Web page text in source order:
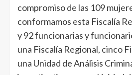
compromiso de las 109
conformamos esta Fiscalía
y 92 funcionarias y
una Fiscalía Regional, cinco
una Unidad de Análisis